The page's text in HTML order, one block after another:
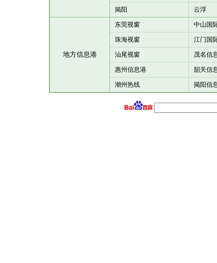
揭阳 云浮
地方信息港
东莞视窗 中山国
珠海视窗 江门国
汕尾视窗 茂名信
惠州信息港 韶关信
潮州热线 揭阳信